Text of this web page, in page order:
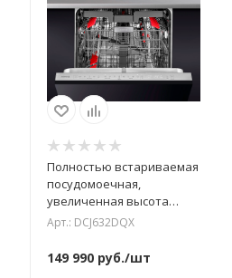
Полностью встариваемая
посудомоечная,
увеличенная высота
DCJ632DQX De Dietrich
Арт.: DCJ632DQX
149 990руб./шт